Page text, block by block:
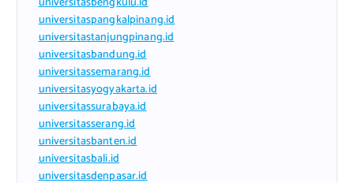
universitaspangkalpinang.id
universitastanjungpinang.id
universitasbandung.id
universitassemarang.id
universitasyogyakarta.id
universitassurabaya.id
universitasserang.id
universitasbanten.id
universitasbali.id
universitasdenpasar.id